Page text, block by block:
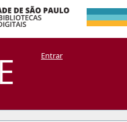
por:
+ CoriscoEntrar